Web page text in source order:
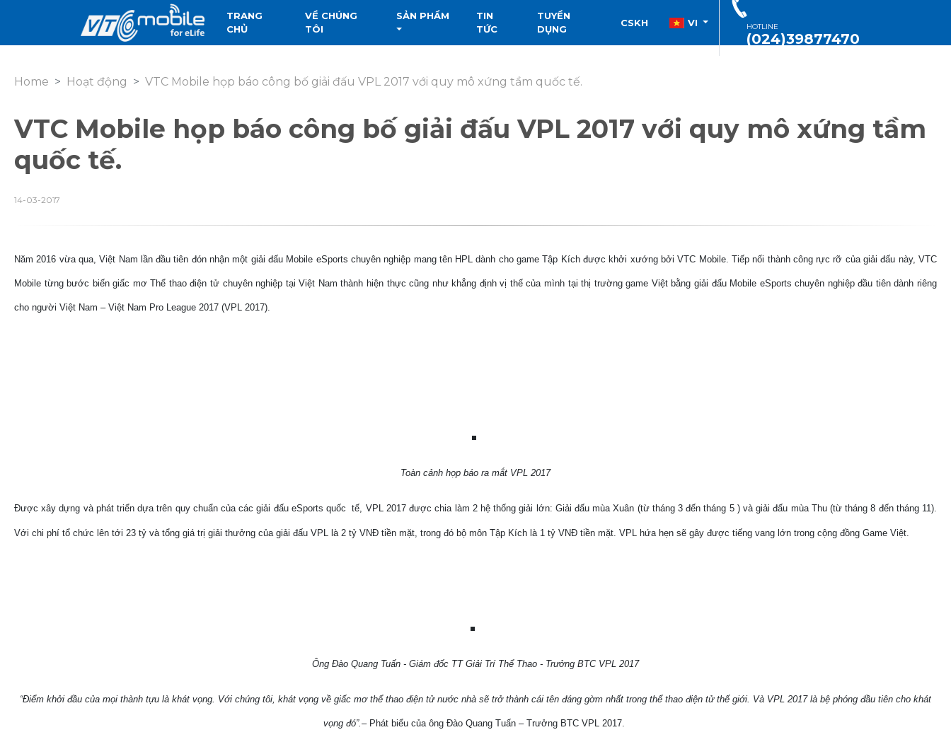
TRANG
CHỦ
VỀ CHÚNG
TÔI
SẢN PHẨM
TIN
TỨC
TUYỂN
DỤNG
CSKH VI HOTLINE
(024)39877470
Home Hoạt động VTC Mobile họp báo công bố giải đấu VPL 2017 với quy mô xứng tầm quốc tế.
VTC Mobile họp báo công bố giải đấu VPL 2017 với quy mô xứng tầm
quốc tế.
14-03-2017
Năm 2016 vừa qua, Việt Nam lần đầu tiên đón nhận một giải đấu Mobile eSports chuyên nghiệp mang tên HPL dành cho game Tập Kích được khởi xướng bởi VTC Mobile. Tiếp nối thành công rực rỡ của giải đấu này, VTC
Mobile từng bước biến giấc mơ Thể thao điện tử chuyên nghiệp tại Việt Nam thành hiện thực cũng như khẳng định vị thế của mình tại thị trường game Việt bằng giải đấu Mobile eSports chuyên nghiệp đầu tiên dành riêng
cho người Việt Nam – Việt Nam Pro League 2017 (VPL 2017).
Toàn cảnh họp báo ra mắt VPL 2017
Được xây dựng và phát triển dựa trên quy chuẩn của các giải đấu eSports quốc tế, VPL 2017 được chia làm 2 hệ thống giải lớn: Giải đấu mùa Xuân (từ tháng 3 đến tháng 5 ) và giải đấu mùa Thu (từ tháng 8 đến tháng 11).
Với chi phí tổ chức lên tới 23 tỷ và tổng giá trị giải thưởng của giải đấu VPL là 2 tỷ VNĐ tiền mặt, trong đó bộ môn Tập Kích là 1 tỷ VNĐ tiền mặt. VPL hứa hẹn sẽ gây được tiếng vang lớn trong cộng đồng Game Việt.
Ông Đào Quang Tuấn - Giám đốc TT Giải Trí Thể Thao - Trưởng BTC VPL 2017
“Điểm khởi đầu của mọi thành tựu là khát vọng. Với chúng tôi, khát vọng về giấc mơ thể thao điện tử nước nhà sẽ trở thành cái tên đáng gờm nhất trong thể thao điện tử thế giới. Và VPL 2017 là bệ phóng đầu tiên cho khát
vọng đó”.– Phát biểu của ông Đào Quang Tuấn – Trưởng BTC VPL 2017.